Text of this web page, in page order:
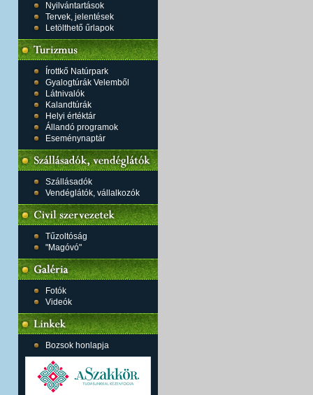
Nyilvántartások
Tervek, jelentések
Letölthető űrlapok
Írottkő Natúrpark
Gyalogtúrák Velemből
Látnivalók
Kalandtúrák
Helyi értéktár
Állandó programok
Eseménynaptár
Szállásadók
Vendéglátók, vállalkozók
Tűzoltóság
"Magóvó"
Fotók
Videók
Bozsok honlapja